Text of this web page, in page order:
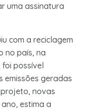
uma assinatura
com a reciclagem
no país, na
foi possível
emissões geradas
novas
estima a